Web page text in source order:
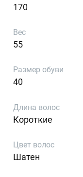
170
Вес
55
Размер обуви
40
Длина волос
Короткие
Цвет волос
Шатен